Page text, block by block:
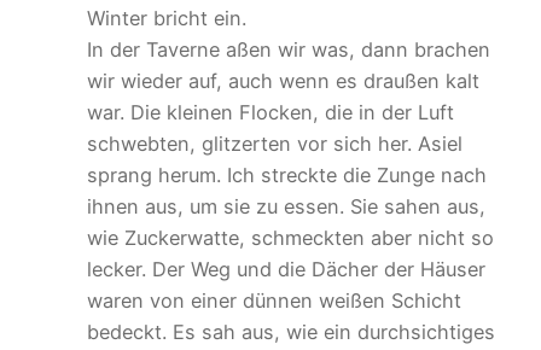
Winter bricht ein.
In der Taverne aßen wir was, dann brachen
wir wieder auf, auch wenn es draußen kalt
war. Die kleinen Flocken, die in der Luft
schwebten, glitzerten vor sich her. Asiel
sprang herum. Ich streckte die Zunge nach
ihnen aus, um sie zu essen. Sie sahen aus,
wie Zuckerwatte, schmeckten aber nicht so
lecker. Der Weg und die Dächer der Häuser
waren von einer dünnen weißen Schicht
bedeckt. Es sah aus, wie ein durchsichtiges